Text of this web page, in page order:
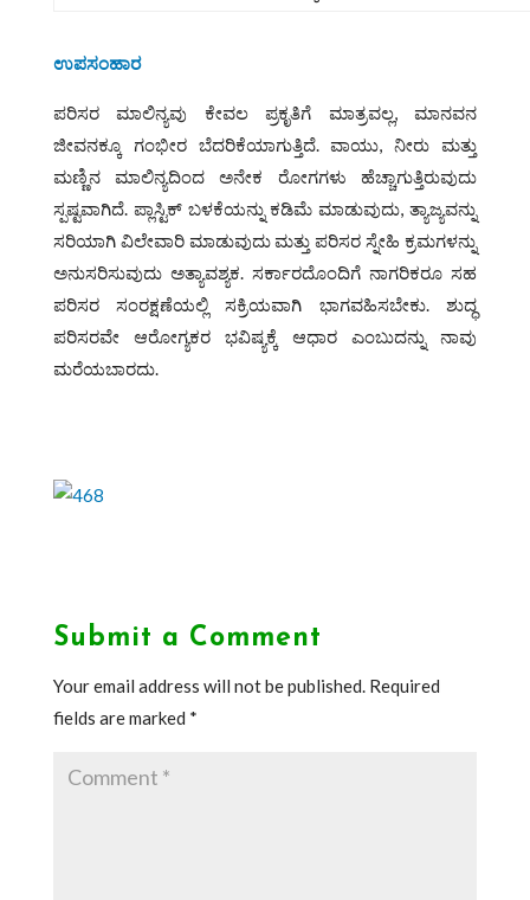
ಉಪಸಂಹಾರ
ಪರಿಸರ ಮಾಲಿನ್ಯವು ಕೇವಲ ಪ್ರಕೃತಿಗೆ ಮಾತ್ರವಲ್ಲ, ಮಾನವನ
ಜೀವನಕ್ಕೂ ಗಂಭೀರ ಬೆದರಿಕೆಯಾಗುತ್ತಿದೆ. ವಾಯು, ನೀರು ಮತ್ತು
ಮಣ್ಣಿನ ಮಾಲಿನ್ಯದಿಂದ ಅನೇಕ ರೋಗಗಳು ಹೆಚ್ಚಾಗುತ್ತಿರುವುದು
ಸ್ಪಷ್ಟವಾಗಿದೆ. ಪ್ಲಾಸ್ಟಿಕ್ ಬಳಕೆಯನ್ನು ಕಡಿಮೆ ಮಾಡುವುದು, ತ್ಯಾಜ್ಯವನ್ನು
ಸರಿಯಾಗಿ ವಿಲೇವಾರಿ ಮಾಡುವುದು ಮತ್ತು ಪರಿಸರ ಸ್ನೇಹಿ ಕ್ರಮಗಳನ್ನು
ಅನುಸರಿಸುವುದು ಅತ್ಯಾವಶ್ಯಕ. ಸರ್ಕಾರದೊಂದಿಗೆ ನಾಗರಿಕರೂ ಸಹ
ಪರಿಸರ ಸಂರಕ್ಷಣೆಯಲ್ಲಿ ಸಕ್ರಿಯವಾಗಿ ಭಾಗವಹಿಸಬೇಕು. ಶುದ್ಧ
ಪರಿಸರವೇ ಆರೋಗ್ಯಕರ ಭವಿಷ್ಯಕ್ಕೆ ಆಧಾರ ಎಂಬುದನ್ನು ನಾವು
ಮರೆಯಬಾರದು.
Submit a Comment
Your email address will not be published. Required
fields are marked *